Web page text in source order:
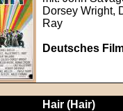
Dorsey Wright,
Ray
Deutsches
Hair (Hair)